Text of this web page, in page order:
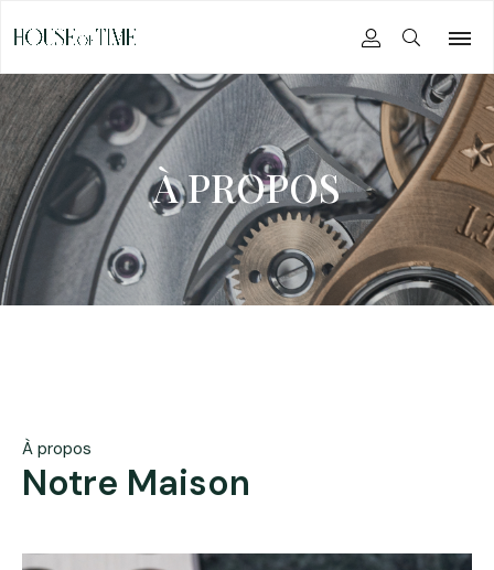
À PROPOS
À propos
Notre Maison